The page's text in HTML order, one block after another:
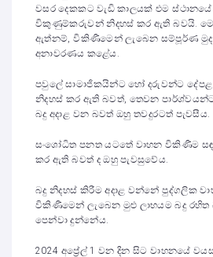
වසර දෙකකට වැඩි කාලයක් එම ස්ථානයේ
විකුණුම්කරුවන් නිදහස් කර ඇති බවයි.
ඇත්නම්, විකිණීමෙන් ලැබෙන සම්පූර්ණ
අනාවරණය කළේය.
පවුලේ සාමාජිකයින්ට හෝ දරුවන්ට දේපළ
නිදහස් කර ඇති බවත්, තෙවන
බදු අදාළ වන බවත් ඔහු තවදුරටත් පැවසීය.
සංශෝධිත පනත යටතේ වාහන විකිණීම
කර ඇති බවත් ද ඔහු පැවසුවේය.
බදු නිදහස් කිරීම අදාළ වන්නේ පුද්ගලික
විකිණීමෙන් ලැබෙන මුළු ලාභයම බදු රහිත
පෙන්වා දුන්නේය.
2024 අප්‍රේල් 1 වන දින සිට වාහනයේ